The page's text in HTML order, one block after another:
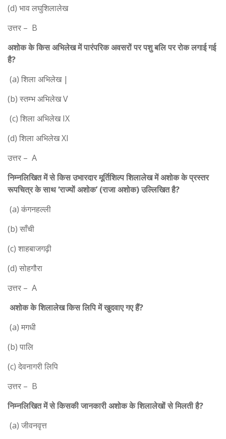
(d) भाव लघुशिलालेख
उत्तर – B
अशोक के किस अभिलेख में पारंपरिक अवसरों पर पशु बलि पर रोक लगाई गई
है?
(a) शिला अभिलेख |
(b) स्तम्भ अभिलेख V
(c) शिला अभिलेख IX
(d) शिला अभिलेख XI
उत्तर – A
निम्नलिखित में से किस उभारदार मूर्तिशिल्प शिलालेख में अशोक के प्रस्तर
रूपचित्र के साथ ‘राज्यों अशोक’ (राजा अशोक) उल्लिखित है?
(a) कंगनहल्ली
(b) साँची
(c) शाहबाजगढ़ी
(d) सोहगौरा
उत्तर – A
अशोक के शिलालेख किस लिपि में खुदवाए गए हैं?
(a) मगधी
(b) पालि
(c) देवनागरी लिपि
उत्तर – B
निम्नलिखित में से किसकी जानकारी अशोक के शिलालेखों से मिलती है?
(a) जीवनवृत्त